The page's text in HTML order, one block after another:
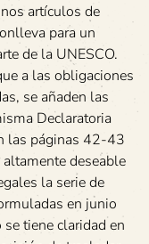
artículos de
para un
de la UNESCO.
a las obligaciones
se añaden las
Declaratoria
las páginas 42-43
deseable
la serie de
en junio
tiene claridad en